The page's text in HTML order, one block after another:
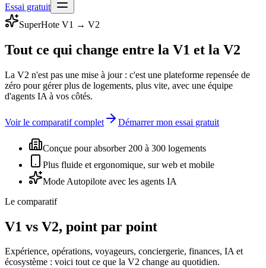
Essai gratuit
SuperHote V1 → V2
Tout ce qui change entre la V1 et la V2
La V2 n'est pas une mise à jour : c'est une plateforme repensée de
zéro pour gérer plus de logements, plus vite, avec une équipe
d'agents IA à vos côtés.
Voir le comparatif complet Démarrer mon essai gratuit
Conçue pour absorber 200 à 300 logements
Plus fluide et ergonomique, sur web et mobile
Mode Autopilote avec les agents IA
Le comparatif
V1 vs V2, point par point
Expérience, opérations, voyageurs, conciergerie, finances, IA et
écosystème : voici tout ce que la V2 change au quotidien.